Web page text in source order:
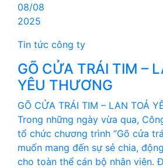
08/08
2025
Tin tức công ty
GÕ CỬA TRÁI TIM –
YÊU THƯƠNG
GÕ CỬA TRÁI TIM – LAN TOẢ
Trong những ngày vừa qua,
tổ chức chương trình “Gõ cửa
muốn mang đến sự sẻ chia,
cho toàn thể cán bộ nhân viên.